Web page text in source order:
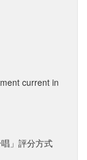
current in
唱」評分方式